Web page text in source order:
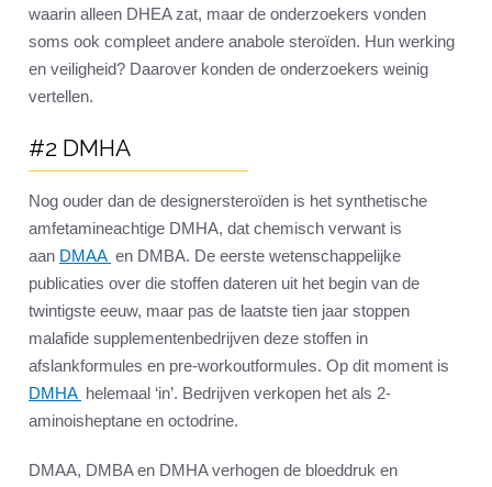
waarin alleen DHEA zat, maar de onderzoekers vonden
soms ook compleet andere anabole steroïden. Hun werking
en veiligheid? Daarover konden de onderzoekers weinig
vertellen.
#2 DMHA
Nog ouder dan de designersteroïden is het synthetische
amfetamineachtige DMHA, dat chemisch verwant is
aan DMAA en DMBA. De eerste wetenschappelijke
publicaties over die stoffen dateren uit het begin van de
twintigste eeuw, maar pas de laatste tien jaar stoppen
malafide supplementenbedrijven deze stoffen in
afslankformules en pre-workoutformules. Op dit moment is
DMHA helemaal ‘in’. Bedrijven verkopen het als 2-
aminoisheptane en octodrine.
DMAA, DMBA en DMHA verhogen de bloeddruk en